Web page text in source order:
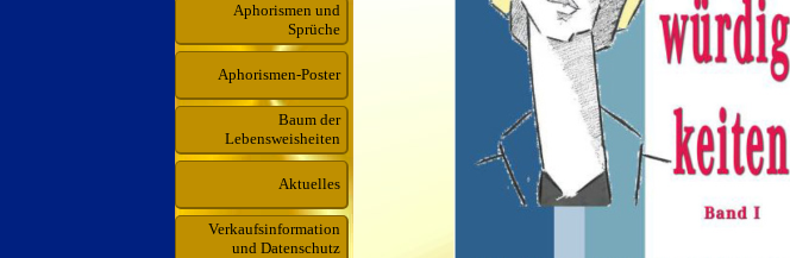
Aphorismen und
Sprüche
Aphorismen-Poster
Baum der
Lebensweisheiten
Aktuelles
Verkaufsinformation
und Datenschutz